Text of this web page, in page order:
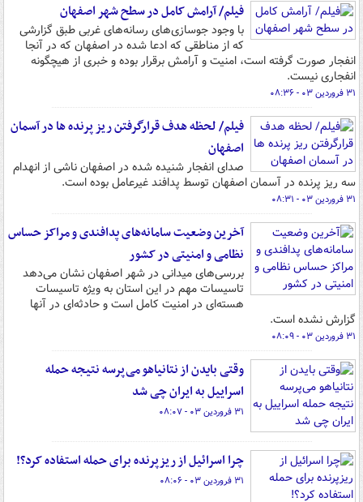
فیلم/ آرامش کامل در سطح شهر اصفهان
با وجود جوسازی‌های رسانه‌های غربی طبق گزارشی
که از مناطقی که ادعا شده در اصفهان که در آنجا
انفجار صورت گرفته است، امنیت و آرامش برقرار بوده و خبری از هیچگونه
انفجاری نیست.
۳۱ فروردین ۰۳ - ۰۸:۳۶
فیلم/ لحظه هدف قرارگرفتن ریز پرنده ها در آسمان
اصفهان
صدای انفجار شنیده شده در اصفهان ناشی از انهدام
سه ریز پرنده در آسمان اصفهان توسط پدافند غیرعامل بوده است.
۳۱ فروردین ۰۳ - ۰۸:۳۱
آخرین وضعیت سامانه‌های پدافندی و مراکز حساس
نظامی و امنیتی در کشور
بررسی‌های میدانی در شهر اصفهان نشان می‌دهد
تاسیسات مهم در این استان به ویژه تاسیسات
هسته‌ای در امنیت کامل است و حادثه‌ای در آنها
گزارش نشده است.
۳۱ فروردین ۰۳ - ۰۸:۰۹
وقتی بایدن از نتانیاهو می‌پرسه نتیجه حمله‌
اسراییل به ایران چی شد
۳۱ فروردین ۰۳ - ۰۸:۰۷
چرا اسرائیل از ریزپرنده برای حمله استفاده کرد؟!
۳۱ فروردین ۰۳ - ۰۸:۰۶